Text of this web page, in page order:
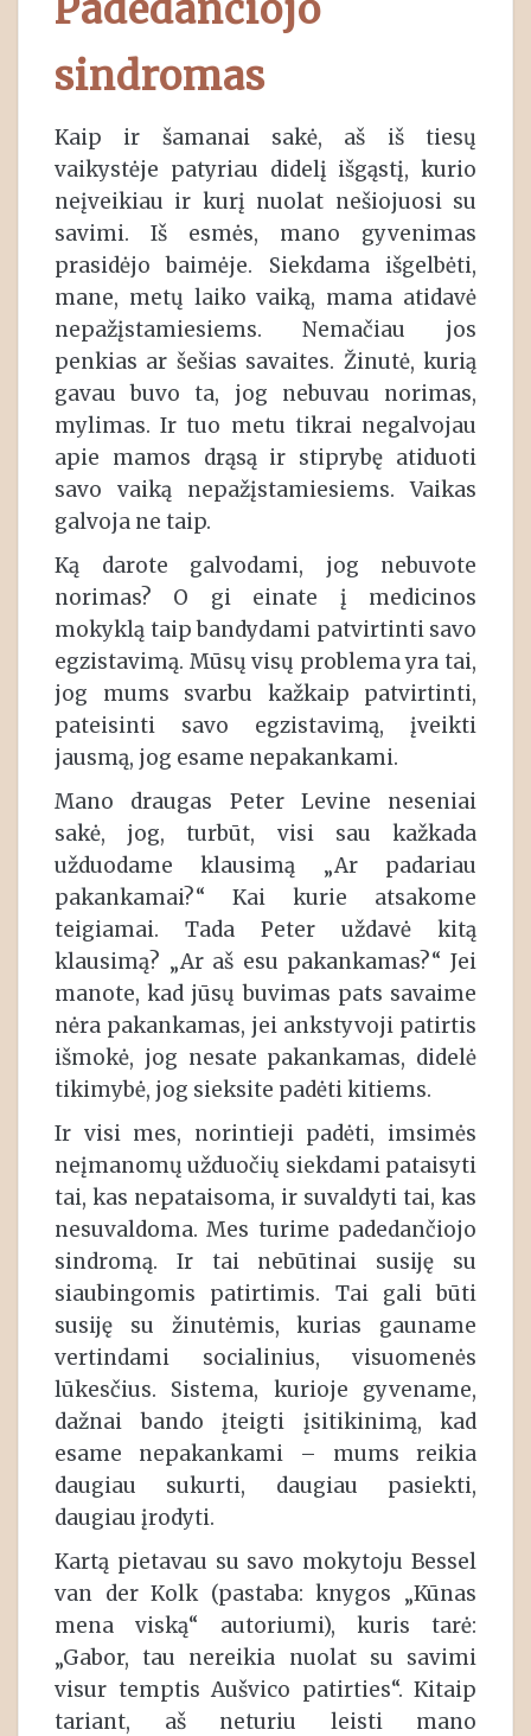
Padedančiojo
sindromas
Kaip ir šamanai sakė, aš iš tiesų
vaikystėje patyriau didelį išgąstį, kurio
neįveikiau ir kurį nuolat nešiojuosi su
savimi. Iš esmės, mano gyvenimas
prasidėjo baimėje. Siekdama išgelbėti,
mane, metų laiko vaiką, mama atidavė
nepažįstamiesiems. Nemačiau jos
penkias ar šešias savaites. Žinutė, kurią
gavau buvo ta, jog nebuvau norimas,
mylimas. Ir tuo metu tikrai negalvojau
apie mamos drąsą ir stiprybę atiduoti
savo vaiką nepažįstamiesiems. Vaikas
galvoja ne taip.
Ką darote galvodami, jog nebuvote
norimas? O gi einate į medicinos
mokyklą taip bandydami patvirtinti savo
egzistavimą. Mūsų visų problema yra tai,
jog mums svarbu kažkaip patvirtinti,
pateisinti savo egzistavimą, įveikti
jausmą, jog esame nepakankami.
Mano draugas Peter Levine neseniai
sakė, jog, turbūt, visi sau kažkada
užduodame klausimą „Ar padariau
pakankamai?“ Kai kurie atsakome
teigiamai. Tada Peter uždavė kitą
klausimą? „Ar aš esu pakankamas?“ Jei
manote, kad jūsų buvimas pats savaime
nėra pakankamas, jei ankstyvoji patirtis
išmokė, jog nesate pakankamas, didelė
tikimybė, jog sieksite padėti kitiems.
Ir visi mes, norintieji padėti, imsimės
neįmanomų užduočių siekdami pataisyti
tai, kas nepataisoma, ir suvaldyti tai, kas
nesuvaldoma. Mes turime padedančiojo
sindromą. Ir tai nebūtinai susiję su
siaubingomis patirtimis. Tai gali būti
susiję su žinutėmis, kurias gauname
vertindami socialinius, visuomenės
lūkesčius. Sistema, kurioje gyvename,
dažnai bando įteigti įsitikinimą, kad
esame nepakankami – mums reikia
daugiau sukurti, daugiau pasiekti,
daugiau įrodyti.
Kartą pietavau su savo mokytoju Bessel
van der Kolk (pastaba: knygos „Kūnas
mena viską“ autoriumi), kuris tarė:
„Gabor, tau nereikia nuolat su savimi
visur temptis Aušvico patirties“. Kitaip
tariant, aš neturiu leisti mano